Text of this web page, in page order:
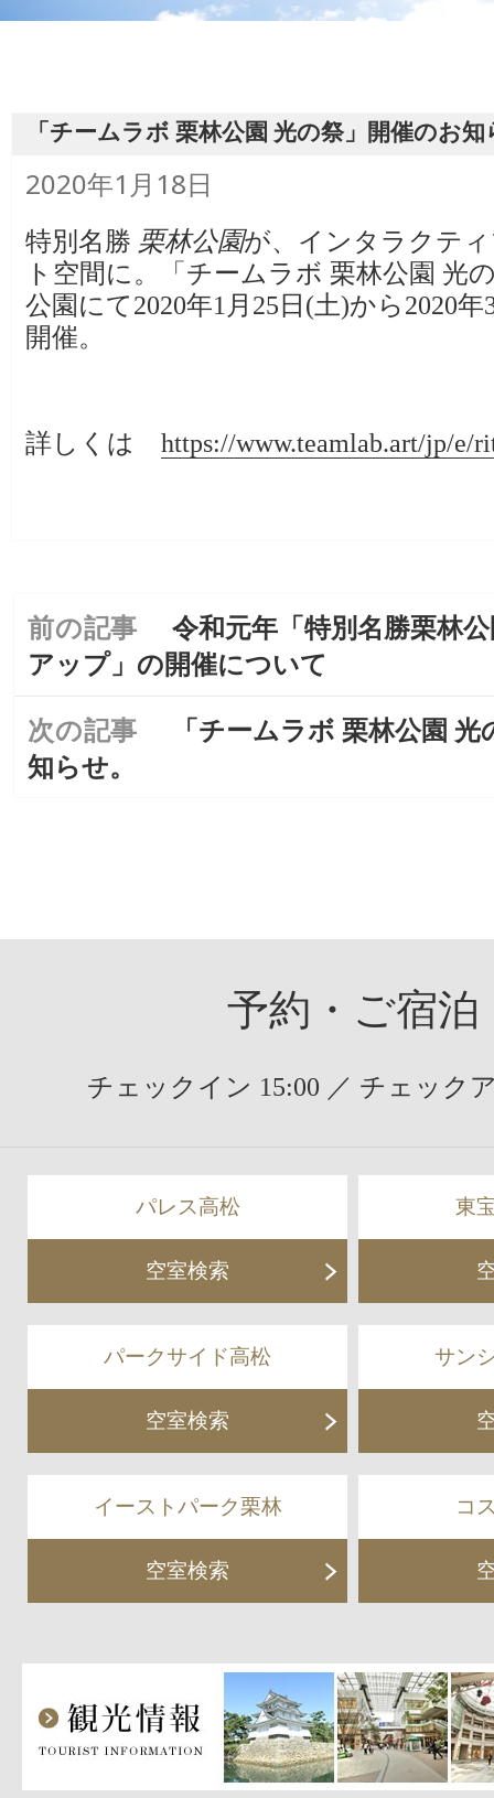
「チームラボ 栗林公園 光の祭」開催のお知
投
日:
2020年1月18日
特別名勝 栗林公園が、インタラクテ
ト空間に。「チームラボ 栗林公園 光
公園にて2020年1月25日(土)から2020
開催。
詳しくはhttps://www.teamlab.art/jp/e/
投
稿
ビ
ゲ
ー
前の記事
前
の
投
稿:
令和元年「特別名勝栗林
アップ」の開催について
次の記事
次「チームラボ 栗林公園
知らせ。
予約・ご宿泊
チェックイン 15:00 ／ チェック
パレス高松
空室検索
東
パークサイド高松
空室検索
サン
イーストパーク栗林
空室検索
コ